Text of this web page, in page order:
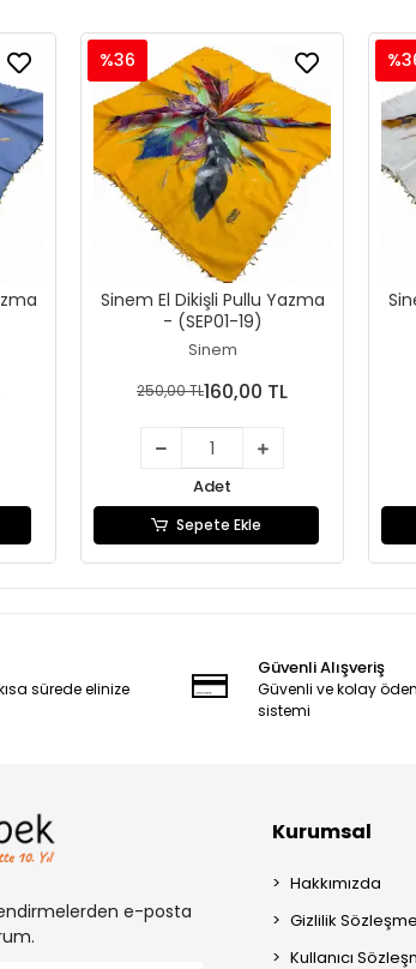
Sinem El Dikişli Pullu Yazma
- (SEP01-19)
Sinem
%36
250,00 TL160,00 TL
Adet
Sepete Ekle
sürede elinize
Güvenli Alışveriş
Güvenli ve kolay
sistemi
e-posta
Kurumsal
Hakkımızda
Gizlilik
Kullanıcı